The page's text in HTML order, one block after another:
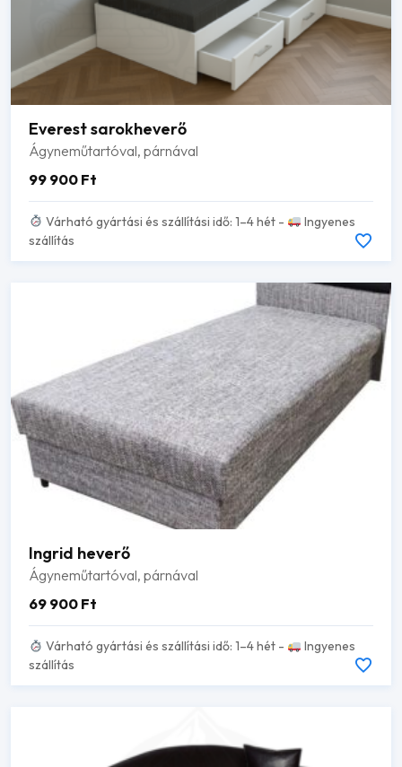
Everest sarokheverő
Ágyneműtartóval, párnával
99 900 Ft
Várható gyártási és szállítási idő: 1–4 hét -
Ingyenes
szállítás
Ingrid heverő
Ágyneműtartóval, párnával
69 900 Ft
Várható gyártási és szállítási idő: 1–4 hét -
Ingyenes
szállítás